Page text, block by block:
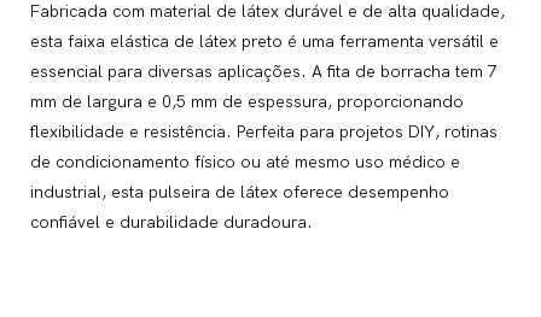
Fabricada com material de látex durável e de alta qualidade,
esta faixa elástica de látex preto é uma ferramenta versátil e
essencial para diversas aplicações. A fita de borracha tem 7
mm de largura e 0,5 mm de espessura, proporcionando
flexibilidade e resistência. Perfeita para projetos DIY, rotinas
de condicionamento físico ou até mesmo uso médico e
industrial, esta pulseira de látex oferece desempenho
confiável e durabilidade duradoura.